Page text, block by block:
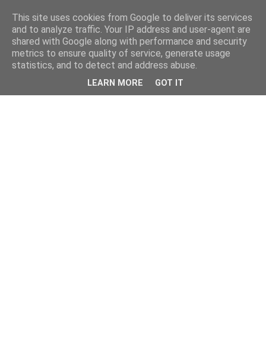
kristietim
viss, kas jāzin kristietim
This site uses cookies from Google to deliver its services
and to analyze traffic. Your IP address and user-agent are
shared with Google along with performance and security
metrics to ensure quality of service, generate usage
statistics, and to detect and address abuse.
LEARN MORE GOT IT